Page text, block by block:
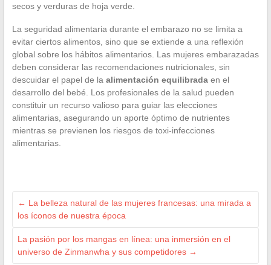
secos y verduras de hoja verde.
La seguridad alimentaria durante el embarazo no se limita a
evitar ciertos alimentos, sino que se extiende a una reflexión
global sobre los hábitos alimentarios. Las mujeres embarazadas
deben considerar las recomendaciones nutricionales, sin
descuidar el papel de la alimentación equilibradaen el
desarrollo del bebé. Los profesionales de la salud pueden
constituir un recurso valioso para guiar las elecciones
alimentarias, asegurando un aporte óptimo de nutrientes
mientras se previenen los riesgos de toxi-infecciones
alimentarias.
← La belleza natural de las mujeres francesas: una mirada a
los íconos de nuestra época
La pasión por los mangas en línea: una inmersión en el
universo de Zinmanwha y sus competidores →